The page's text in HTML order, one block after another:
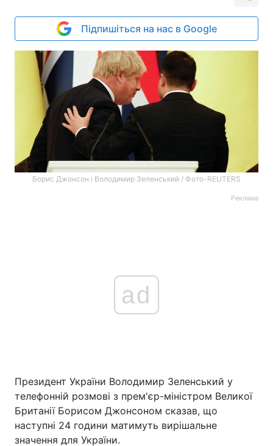
Підпишіться на нас в Google
Борис Джонсон і Володимир Зеленський / Фото-REUTERS
Реклама
ad
Президент України Володимир Зеленський у
телефонній розмові з прем'єр-міністром Великої
Британії Борисом Джонсоном сказав, що
наступні 24 години матимуть вирішальне
значення для України.